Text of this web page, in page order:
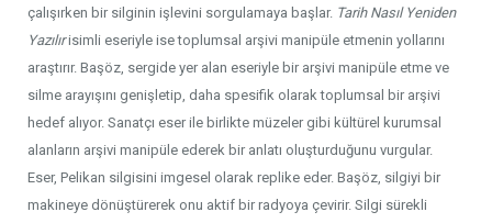
çalışırken bir silginin işlevini sorgulamaya başlar. Tarih Nasıl Yeniden
Yazılırisimli eseriyle ise toplumsal arşivi manipüle etmenin yollarını
araştırır. Başöz, sergide yer alan eseriyle bir arşivi manipüle etme ve
silme arayışını genişletip, daha spesifik olarak toplumsal bir arşivi
hedef alıyor. Sanatçı eser ile birlikte müzeler gibi kültürel kurumsal
alanların arşivi manipüle ederek bir anlatı oluşturduğunu vurgular.
Eser, Pelikan silgisini imgesel olarak replike eder. Başöz, silgiyi bir
makineye dönüştürerek onu aktif bir radyoya çevirir. Silgi sürekli